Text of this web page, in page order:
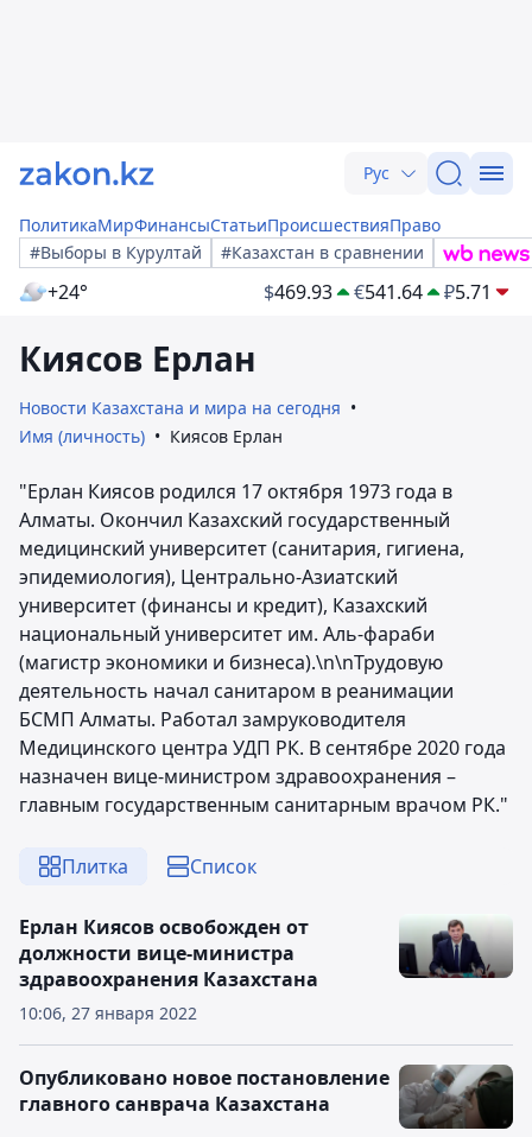
Рус
ПолитикаМирФинансыСтатьиПроисшествияПраво
#Выборы в Курултай
#Казахстан в сравнении
+24° $469.93 €541.64 ₽5.71
Киясов Ерлан
Новости Казахстана и мира на сегодня
Имя (личность)
Киясов Ерлан
"Ерлан Киясов родился 17 октября 1973 года в
Алматы. Окончил Казахский государственный
медицинский университет (санитария, гигиена,
эпидемиология), Центрально-Азиатский
университет (финансы и кредит), Казахский
национальный университет им. Аль-фараби
(магистр экономики и бизнеса).\n\nТрудовую
деятельность начал санитаром в реанимации
БСМП Алматы. Работал замруководителя
Медицинского центра УДП РК. В сентябре 2020 года
назначен вице-министром здравоохранения –
главным государственным санитарным врачом РК."
Плитка Список
10:06, 27 января 2022
Ерлан Киясов освобожден от
должности вице-министра
здравоохранения Казахстана
Опубликовано новое постановление
главного санврача Казахстана